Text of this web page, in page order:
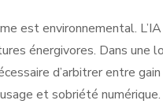
est environnemental.
énergivores. Dans une
d’arbitrer entre
et sobriété numérique.